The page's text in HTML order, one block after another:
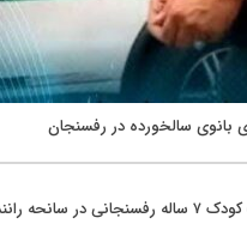
بانوی سالخورده در رفسنجان
در سانحه رانندگی